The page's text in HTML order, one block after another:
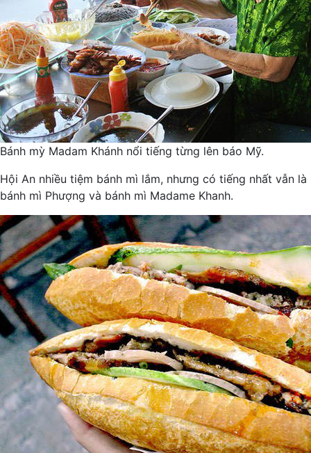
Bánh mỳ Madam Khánh nổi tiếng từng lên báo Mỹ.
Hội An nhiều tiệm bánh mì lắm, nhưng có tiếng nhất vẫn là
bánh mì Phượng và bánh mì Madame Khanh.